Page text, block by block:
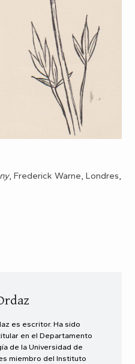
, Frederick Warne, Londres,
es escritor. Ha sido
en el Departamento
de la Universidad de
miembro del Instituto